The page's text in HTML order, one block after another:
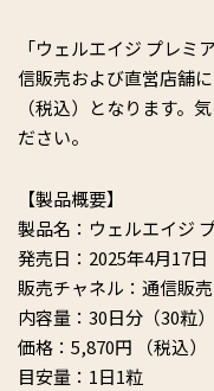
「ウェルエイジ プレミ
信販売および直営店舗
（税込）となります。
ださい。
【製品概要】
製品名：ウェルエイジ
発売日：2025年4月17日
販売チャネル：通信販
内容量：30日分（30粒）
価格：5,870円 （税込）
目安量：1日1粒